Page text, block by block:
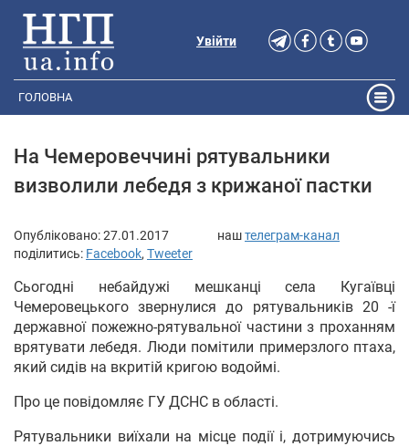
Увійти
ГОЛОВНА
На Чемеровеччині рятувальники
визволили лебедя з крижаної пастки
Опубліковано:27.01.2017 наштелеграм-канал
поділитись: Facebook, Tweeter
Сьогодні небайдужі мешканці села Кугаївці
Чемеровецького звернулися до рятувальників 20 -ї
державної пожежно-рятувальної частини з проханням
врятувати лебедя. Люди помітили примерзлого птаха,
який сидів на вкритій кригою водоймі.
Про це повідомляє ГУ ДСНС в області.
Рятувальники виїхали на місце події і, дотримуючись